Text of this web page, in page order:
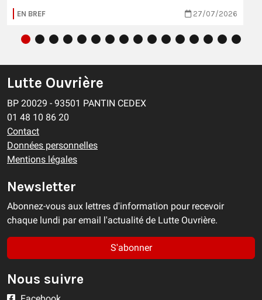
EN BREF 27/07/2026
Lutte Ouvrière
BP 20029 - 93501 PANTIN CEDEX
01 48 10 86 20
Contact
Données personnelles
Mentions légales
Newsletter
Abonnez-vous aux lettres d'information pour recevoir
chaque lundi par email l'actualité de Lutte Ouvrière.
S'abonner
Nous suivre